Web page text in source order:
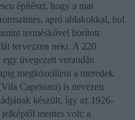
építészt, hogy a mai
apró ablakokkal, hol
terméskővel borított
tervezzen neki. A 220
üvegezett verandán
megközelíteni a meredek
Caprioara) is nevezett
készült, így az 1926-
mentes volt: a